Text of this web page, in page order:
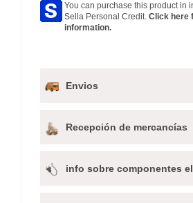
You can purchase this product in
Sella Personal Credit. Click here
information.
Envios
Recepción de mercancías
info sobre componentes